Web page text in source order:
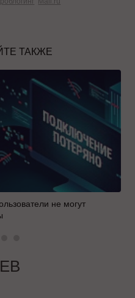
ТАКЖЕ
не могут